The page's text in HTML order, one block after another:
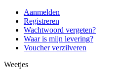
Aanmelden
Registreren
Wachtwoord vergeten?
Waar is mijn levering?
Voucher verzilveren
Weetjes